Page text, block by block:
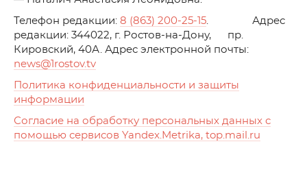
Телефон редакции: 8 (863) 200-25-15. Адрес
редакции: 344022, г. Ростов-на-Дону, пр.
Кировский, 40А. Адрес электронной почты:
news@1rostov.tv
Политика конфиденциальности и защиты
информации
Согласие на обработку персональных данных с
помощью сервисов Yandex.Metrika, top.mail.ru